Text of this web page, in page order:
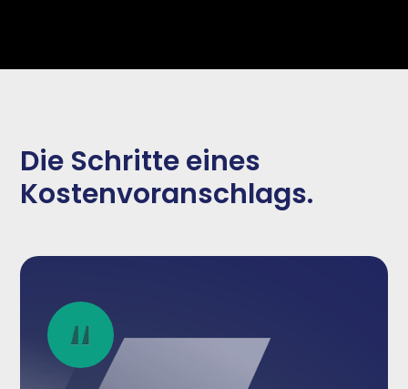
Die Schritte eines
Kostenvoranschlags.